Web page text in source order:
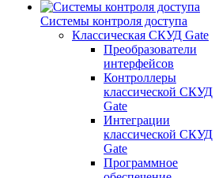
Системы контроля доступа
Классическая СКУД Gate
Преобразователи
интерфейсов
Контроллеры
классической СКУД
Gate
Интеграции
классической СКУД
Gate
Программное